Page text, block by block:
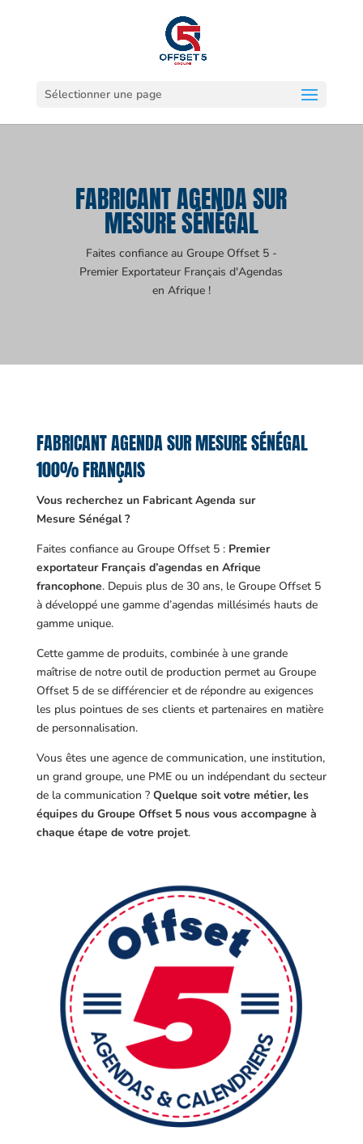
Sélectionner une page
FABRICANT AGENDA SUR
MESURE SÉNÉGAL
Faites confiance au Groupe Offset 5 -
Premier Exportateur Français d'Agendas
en Afrique !
FABRICANT AGENDA SUR MESURE SÉNÉGAL
100% FRANÇAIS
Vous recherchez un Fabricant Agenda sur
Mesure Sénégal ?
Faites confiance au Groupe Offset 5 : Premier
exportateur Français d’agendas en Afrique
francophone. Depuis plus de 30 ans, le Groupe Offset 5
à développé une gamme d’agendas millésimés hauts de
gamme unique.
Cette gamme de produits, combinée à une grande
maîtrise de notre outil de production permet au Groupe
Offset 5 de se différencier et de répondre au exigences
les plus pointues de ses clients et partenaires en matière
de personnalisation.
Vous êtes une agence de communication, une institution,
un grand groupe, une PME ou un indépendant du secteur
de la communication ? Quelque soit votre métier, les
équipes du Groupe Offset 5 nous vous accompagne à
chaque étape de votre projet.